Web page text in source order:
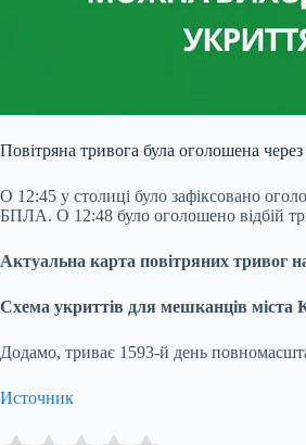
Повітряна тривога була оголошена
О 12:45 у столиці було зафіксовано
БПЛА. О 12:48 було оголошено відбій
Актуальна карта повітряних тривог
Схема укриттів для мешканців міста
Додамо, триває 1593-й день
Источник